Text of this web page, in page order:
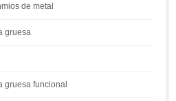
de metal
gruesa
gruesa funcional